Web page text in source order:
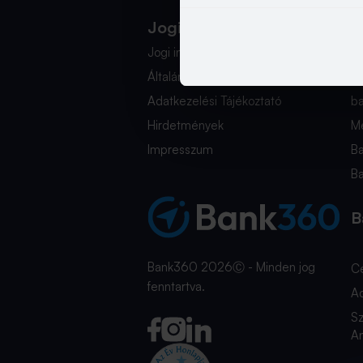
Jogi Dokumentumok
Jogi információk
Általános Szerződési Feltételek
Adatkezelési Tájékoztató
Hirdetmények
Impresszum
Bank360 2026Ⓒ - Minden jog
fenntartva.